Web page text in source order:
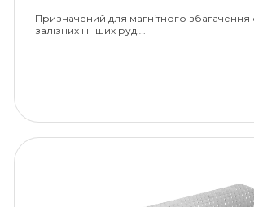
Призначений для магнітного
залізних і інших руд….